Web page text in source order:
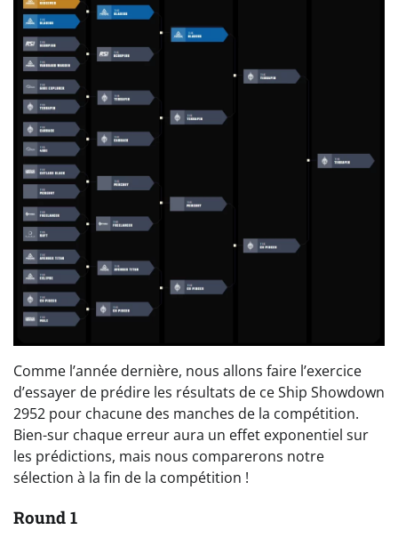
Comme l’année dernière, nous allons faire l’exercice
d’essayer de prédire les résultats de ce Ship Showdown
2952 pour chacune des manches de la compétition.
Bien-sur chaque erreur aura un effet exponentiel sur
les prédictions, mais nous comparerons notre
sélection à la fin de la compétition !
Round 1